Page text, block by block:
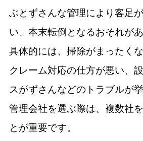
ぶとずさんな管理により客足
い、本末転倒となるおそれがあ
具体的には、掃除がまったく
クレーム対応の仕方が悪い、
スがずさんなどのトラブルが挙
管理会社を選ぶ際は、複数社
とが重要です。